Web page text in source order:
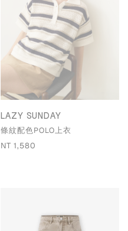
LAZY SUNDAY
條紋配色POLO上衣
NT 1,580